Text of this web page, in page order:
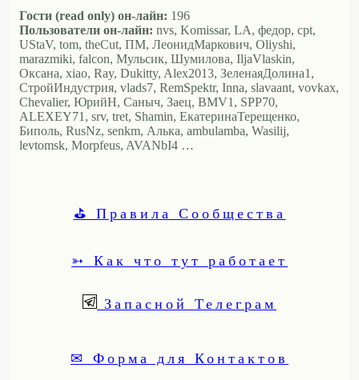
Гости (read only) он-лайн: 196
Пользователи он-лайн: nvs, Komissar, LA, федор, cpt,
UStaV, tom, theCut, ПМ, ЛеонидМаркович, Oliyshi,
marazmiki, falcon, Мульсик, Шумилова, IljaVlaskin,
Оксана, xiao, Ray, Dukitty, Alex2013, ЗеленаяДолина1,
СтройИндустрия, vlads7, RemSpektr, Inna, slavaant, vovkax,
Chevalier, ЮрийН, Саныч, Заец, BMV1, SPP70,
ALEXEY71, srv, tret, Shamin, ЕкатеринаТерещенко,
Биполь, RusNz, senkm, Алька, ambulamba, Wasilij,
levtomsk, Morpfeus, AVANbI4 …
⛳ Правила Сообщества
➳ Как что тут работает
Запасной Телеграм
✉ Форма для Контактов